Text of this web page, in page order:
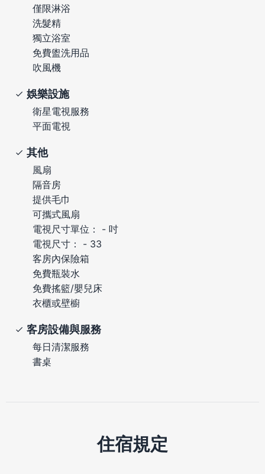
僅限淋浴
洗髮精
獨立浴室
免費盥洗用品
吹風機
娛樂設施
衛星電視服務
平面電視
其他
風扇
隔音房
提供毛巾
可攜式風扇
電視尺寸單位： - 吋
電視尺寸： - 33
客房內保險箱
免費瓶裝水
免費搖籃/嬰兒床
衣櫃或壁櫥
客房設備與服務
每日清潔服務
書桌
住宿規定